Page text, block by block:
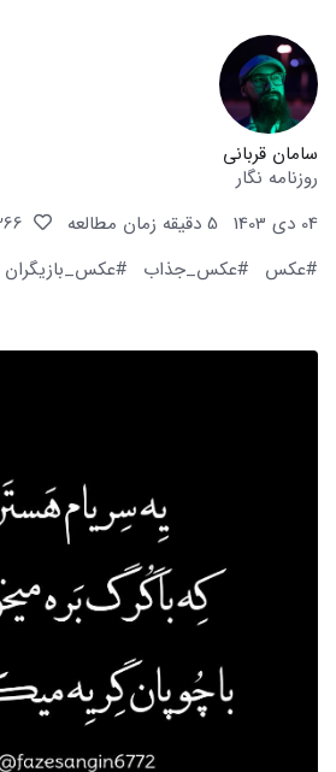
سامان قربانی
روزنامه نگار
04 دی 1403
5 دقیقه زمان مطالعه
#عکس
#عکس_جذاب #عکس_بازیگران